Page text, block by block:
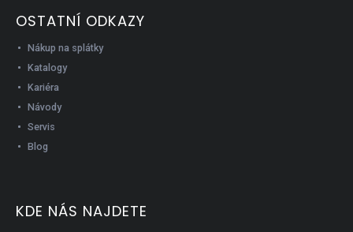
OSTATNÍ ODKAZY
Nákup na splátky
Katalogy
Kariéra
Návody
Servis
Blog
KDE NÁS NAJDETE